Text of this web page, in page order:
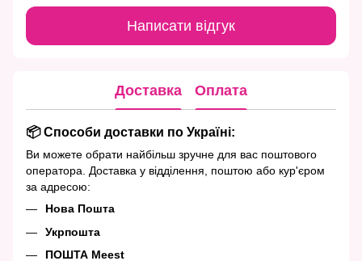
Написати відгук
Доставка Оплата
📦 Способи доставки по Україні:
Ви можете обрати найбільш зручне для вас поштового
оператора. Доставка у відділення, поштою або кур'єром
за адресою:
Нова Пошта
Укрпошта
ПОШТА Meest